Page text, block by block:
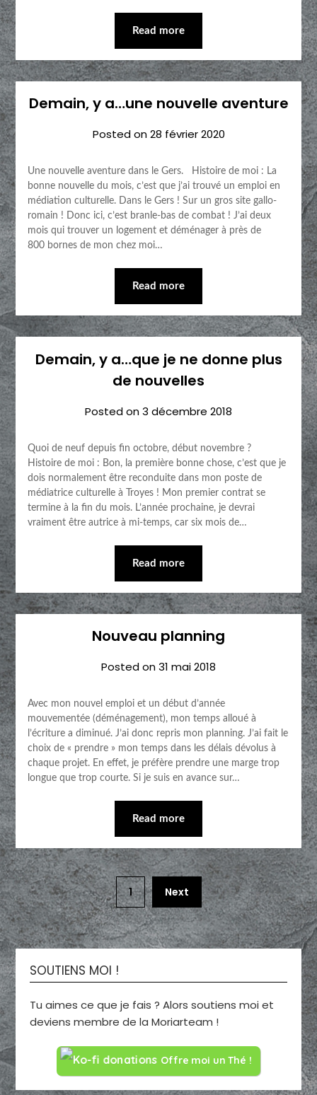
Read more
Demain, y a…une nouvelle aventure
Posted on28 février 2020
Une nouvelle aventure dans le Gers. Histoire de moi : La
bonne nouvelle du mois, c’est que j’ai trouvé un emploi en
médiation culturelle. Dans le Gers ! Sur un gros site gallo-
romain ! Donc ici, c’est branle-bas de combat ! J’ai deux
mois qui trouver un logement et déménager à près de
800 bornes de mon chez moi…
Read more
Demain, y a…que je ne donne plus
de nouvelles
Posted on3 décembre 2018
Quoi de neuf depuis fin octobre, début novembre ?
Histoire de moi : Bon, la première bonne chose, c’est que je
dois normalement être reconduite dans mon poste de
médiatrice culturelle à Troyes ! Mon premier contrat se
termine à la fin du mois. L’année prochaine, je devrai
vraiment être autrice à mi-temps, car six mois de…
Read more
Nouveau planning
Posted on31 mai 2018
Avec mon nouvel emploi et un début d’année
mouvementée (déménagement), mon temps alloué à
l’écriture a diminué. J’ai donc repris mon planning. J’ai fait le
choix de « prendre » mon temps dans les délais dévolus à
chaque projet. En effet, je préfère prendre une marge trop
longue que trop courte. Si je suis en avance sur…
Read more
1 Next
SOUTIENS MOI !
Tu aimes ce que je fais ? Alors soutiens moi et
deviens membre de la Moriarteam !
Offre moi un Thé !